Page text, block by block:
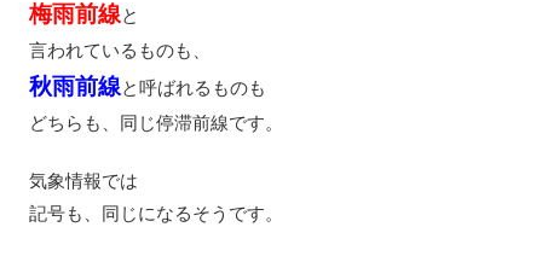
梅雨前線と
言われているものも、
秋雨前線と呼ばれるものも
どちらも、同じ停滞前線です。
気象情報では
記号も、同じになるそうです。